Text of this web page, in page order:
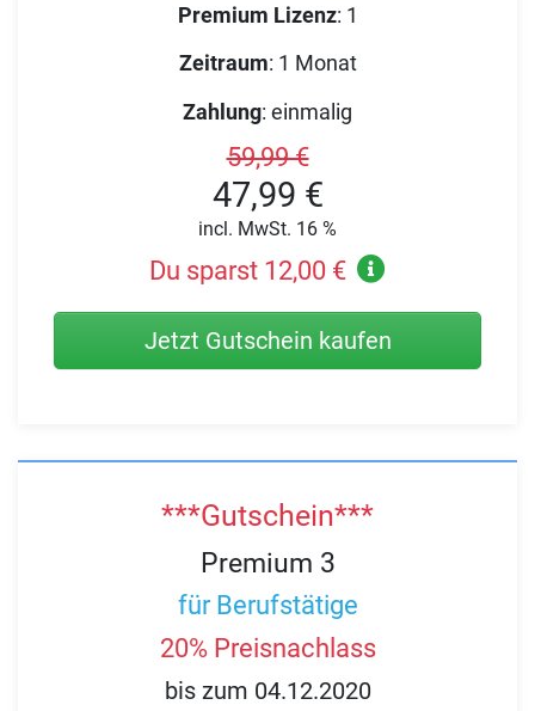
Premium Lizenz: 1
Zeitraum: 1 Monat
Zahlung: einmalig
59,99 €
47,99 €
incl. MwSt. 16 %
Du sparst 12,00 €
Jetzt Gutschein kaufen
***Gutschein***
Premium 3
für Berufstätige
20% Preisnachlass
bis zum 04.12.2020